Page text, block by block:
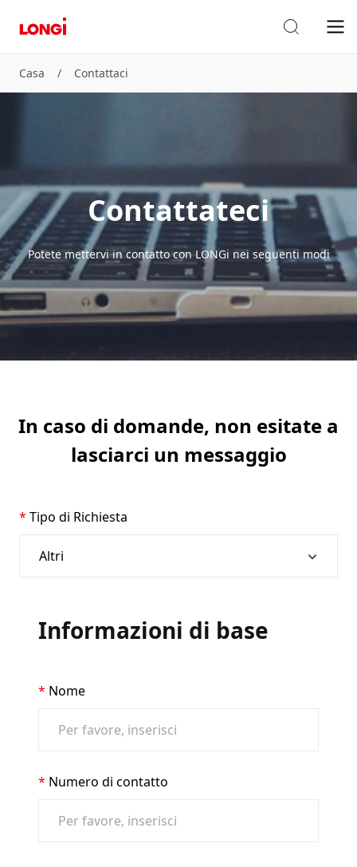
Casa / Contattaci
Contattateci
Potete mettervi in contatto con LONGi nei seguenti modi
In caso di domande, non esitate a
lasciarci un messaggio
Tipo di Richiesta
Informazioni di base
Nome
Numero di contatto